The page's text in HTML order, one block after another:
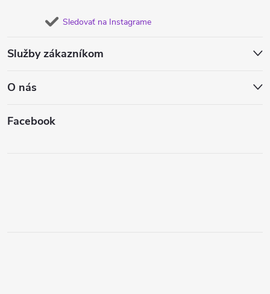
Sledovať na Instagrame
Služby zákazníkom
O nás
Facebook